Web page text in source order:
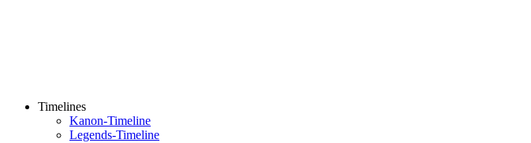
Timelines
Kanon-Timeline
Legends-Timeline